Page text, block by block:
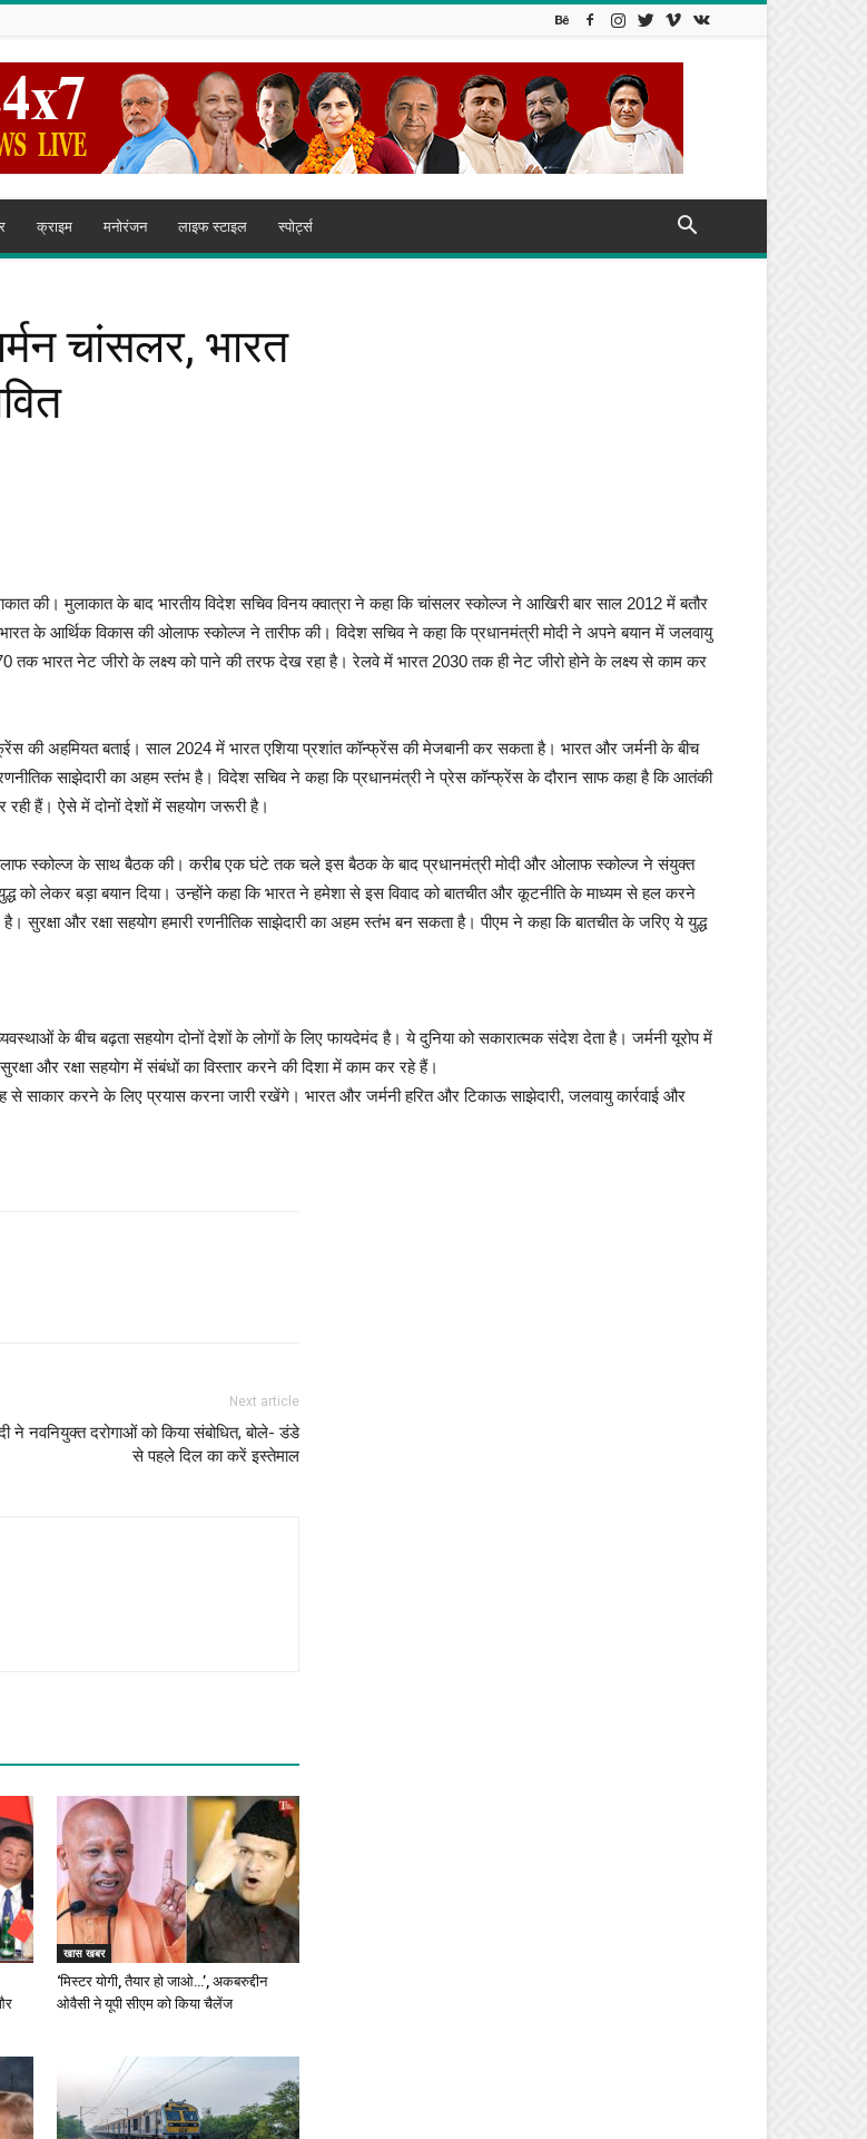
क्राइम मनोरंजन लाइफ स्टाइल स्पोर्ट्स
चांसलर, भारत
की। मुलाकात के बाद भारतीय विदेश सचिव विनय क्वात्रा ने कहा कि चांसलर स्कोल्ज ने आखिरी बार साल 2012 में बतौर
भारत के आर्थिक विकास की ओलाफ स्कोल्ज ने तारीफ की। विदेश सचिव ने कहा कि प्रधानमंत्री मोदी ने अपने बयान में जलवायु
तक भारत नेट जीरो के लक्ष्य को पाने की तरफ देख रहा है। रेलवे में भारत 2030 तक ही नेट जीरो होने के लक्ष्य से काम कर
की अहमियत बताई। साल 2024 में भारत एशिया प्रशांत कॉन्फ्रेंस की मेजबानी कर सकता है। भारत और जर्मनी के बीच
रणनीतिक साझेदारी का अहम स्तंभ है। विदेश सचिव ने कहा कि प्रधानमंत्री ने प्रेस कॉन्फ्रेंस के दौरान साफ कहा है कि आतंकी
हैं। ऐसे में दोनों देशों में सहयोग जरूरी है।
ओलाफ स्कोल्ज के साथ बैठक की। करीब एक घंटे तक चले इस बैठक के बाद प्रधानमंत्री मोदी और ओलाफ स्कोल्ज ने संयुक्त
को लेकर बड़ा बयान दिया। उन्होंने कहा कि भारत ने हमेशा से इस विवाद को बातचीत और कूटनीति के माध्यम से हल करने
सुरक्षा और रक्षा सहयोग हमारी रणनीतिक साझेदारी का अहम स्तंभ बन सकता है। पीएम ने कहा कि बातचीत के जरिए ये युद्ध
के बीच बढ़ता सहयोग दोनों देशों के लोगों के लिए फायदेमंद है। ये दुनिया को सकारात्मक संदेश देता है। जर्मनी यूरोप में
और रक्षा सहयोग में संबंधों का विस्तार करने की दिशा में काम कर रहे हैं।
से साकार करने के लिए प्रयास करना जारी रखेंगे। भारत और जर्मनी हरित और टिकाऊ साझेदारी, जलवायु कार्रवाई और
Next article
ने नवनियुक्त दरोगाओं को किया संबोधित, बोले- डंडे
से पहले दिल का करें इस्तेमाल
खास खबर
‘मिस्टर योगी, तैयार हो जाओ…’, अकबरुद्दीन
ओवैसी ने यूपी सीएम को किया चैलेंज